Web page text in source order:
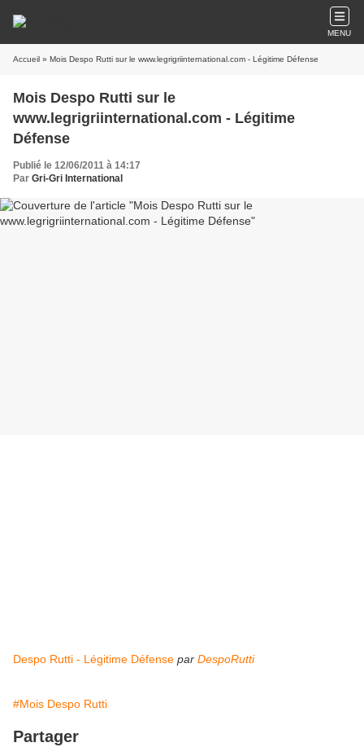
MENU
Accueil » Mois Despo Rutti sur le www.legrigriinternational.com - Légitime Défense
Mois Despo Rutti sur le
www.legrigriinternational.com - Légitime
Défense
Publié le 12/06/2011 à 14:17
Par Gri-Gri International
Despo Rutti - Légitime Défense par DespoRutti
#Mois Despo Rutti
Partager